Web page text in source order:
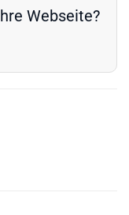
Webseite?